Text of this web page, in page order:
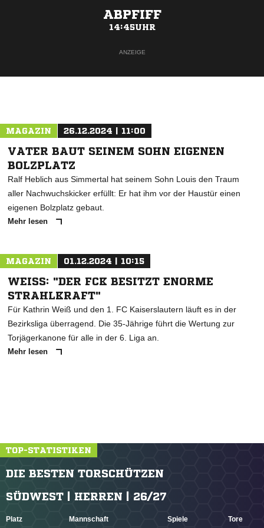
ABPFIFF
14:45UHR
ANZEIGE
MAGAZIN 26.12.2024 | 11:00
VATER BAUT SEINEM SOHN EIGENEN
BOLZPLATZ
Ralf Heblich aus Simmertal hat seinem Sohn Louis den Traum
aller Nachwuchskicker erfüllt: Er hat ihm vor der Haustür einen
eigenen Bolzplatz gebaut.
Mehr lesen
MAGAZIN 01.12.2024 | 10:15
WEISS: "DER FCK BESITZT ENORME S
TRAHLKRAFT"
Für Kathrin Weiß und den 1. FC Kaiserslautern läuft es in der
Bezirksliga überragend. Die 35-Jährige führt die Wertung zur
Torjägerkanone für alle in der 6. Liga an.
Mehr lesen
TOP-STATISTIKEN
DIE BESTEN TORSCHÜTZEN
SÜDWEST | HERREN | 26/27
Platz Mannschaft Spiele Tore